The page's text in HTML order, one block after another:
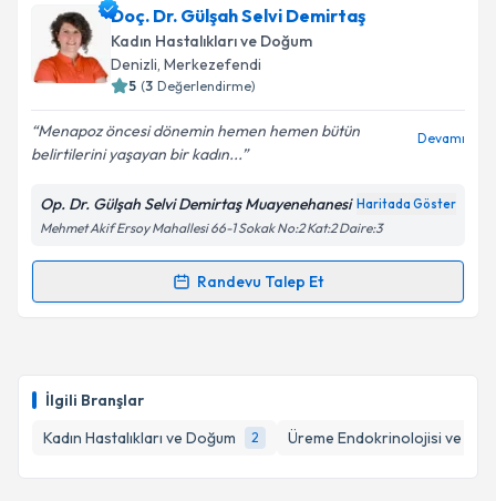
İlgili Branşlar
Kadın Hastalıkları ve Doğum
2 Üreme Endokrinolojisi ve
için bir takvim hazırlandığında e-posta ile
bilgilendireceğiz.
E-posta Adresiniz
Metni'ni okudum ve kişisel verilerimin belirtilen
kapsamda işlenmesini kabul ediyorum.
Takvim Talebini Gönder
Doç. Dr. Gülşah Selvi Demirtaş
Kadın Hastalıkları ve Doğum
Denizli, Merkezefendi
5 (3 Değerlendirme)
Menapoz öncesi dönemin hemen hemen bütün
belirtilerini yaşayan bir kadın...
Devamı
Op. Dr. Gülşah Selvi Demirtaş Muayenehanesi Haritada Göster
Mehmet Akif Ersoy Mahallesi 66-1 Sokak No:2 Kat:2 Daire:3
Randevu Talep Et
Randevu Takvimi Talebi
için bir takvim hazırlandığında e-posta ile
bilgilendireceğiz.
E-posta Adresiniz